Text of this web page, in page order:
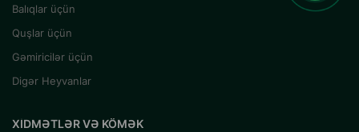
Balıqlar üçün
Quşlar üçün
Gəmiricilər üçün
Digər Heyvanlar
XIDMƏTLƏR VƏ KÖMƏK